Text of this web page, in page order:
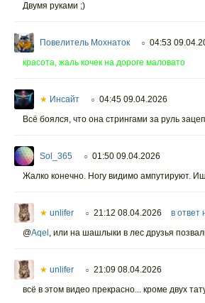
Двумя руками ;)
Повелитель Мохнаток ○ 04:53
красота, жаль кочек на дороге маловато
★ Инсайт ○ 04:45 09.04.2026
Всё боялся, что она стрингами за руль
Sol_365 ○ 01:50 09.04.2026
Жалко конечно. Ногу видимо ампутируют.
★ unlifer ○ 21:12 08.04.2026 в ответ
@Aqel , или на шашлыки в лес друзья
★ unlifer ○ 21:09 08.04.2026
всё в этом видео прекрасно... кроме двух